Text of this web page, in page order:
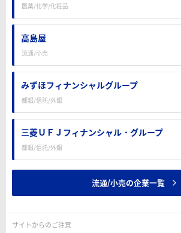
医薬/化学/化粧品
高島屋
流通/小売
みずほフィナンシャルグループ
都銀/信託/外銀
三菱ＵＦＪフィナンシャル・グループ
都銀/信託/外銀
流通/小売の企業一覧
サイトからのご注意